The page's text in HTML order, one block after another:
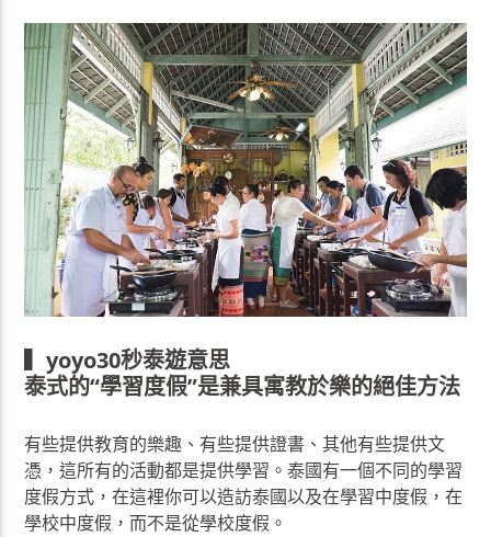
▍yoyo30秒泰遊意思
泰式的“學習度假”是兼具寓教於樂的絕佳方法
有些提供教育的樂趣、有些提供證書、其他有些提供文
憑，這所有的活動都是提供學習。泰國有一個不同的學習
度假方式，在這裡你可以造訪泰國以及在學習中度假，在
學校中度假，而不是從學校度假。